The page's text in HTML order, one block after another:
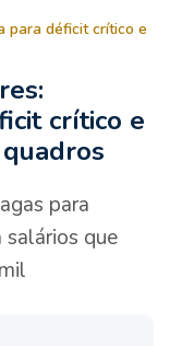
para déficit crítico e
crítico e
para
salários que